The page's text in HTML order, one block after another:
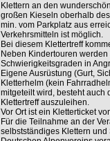
Klettern an den
großen Kieseln oberhalb
min. vom Parkplatz aus
Verkehrsmitteln ist möglich.
Bei diesem Klettertreff
Neben Kindertouren
Schwierigkeitsgraden in
Eigene Ausrüstung (Gurt,
Kletterhelm (kein
mitgeteilt wird, besteht auch
Klettertreff auszuleihen.
Vor Ort ist ein Kletterticket
Für die Teilnahme an der
selbstständiges Klettern